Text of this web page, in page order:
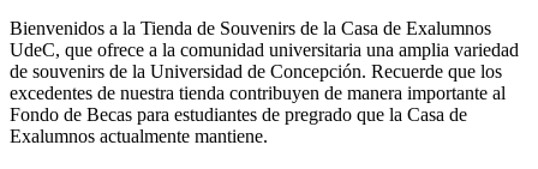
Bienvenidos a la Tienda de Souvenirs de la Casa de Exalumnos
UdeC, que ofrece a la comunidad universitaria una amplia variedad
de souvenirs de la Universidad de Concepción. Recuerde que los
excedentes de nuestra tienda contribuyen de manera importante al
Fondo de Becas para estudiantes de pregrado que la Casa de
Exalumnos actualmente mantiene.